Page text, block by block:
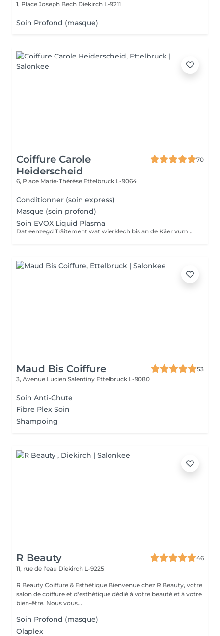
1, Place Joseph Bech Diekirch L-9211
Soin Profond (masque)
Coiffure Carole
Heiderscheid
70
6, Place Marie-Thérèse Ettelbruck L-9064
Conditionner (soin express)
Masque (soin profond)
Soin EVOX Liquid Plasma
Dat eenzegd Träitement wat wierklech bis an de Käer vum Hoër geet EXCLUSIV zu Lëtzebuerg, hei bei eis am Salon
Maud Bis Coiffure
53
3, Avenue Lucien Salentiny Ettelbruck L-9080
Soin Anti-Chute
Fibre Plex Soin
Shampoing
R Beauty
46
11, rue de l'eau Diekirch L-9225
R Beauty Coiffure & Esthétique Bienvenue chez R Beauty, votre
salon de coiffure et d'esthétique dédié à votre beauté et à votre
bien-être. Nous vous...
Soin Profond (masque)
Olaplex